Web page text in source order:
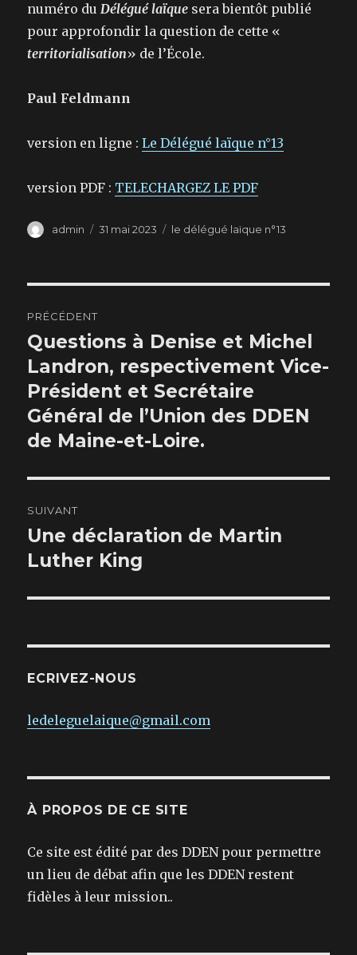
numéro duDélégué laïque sera bientôt publié
pour approfondir la question de cette «
territorialisation» de l’École.
Paul Feldmann
version en ligne :Le Délégué laïque n°13
version PDF : TELECHARGEZ LE PDF
Auteur
admin
Publié
31 mai 2023 Catégories
le délégué laïque n°13
de
l’article
PRÉCÉDENT
Publication
précédente :
Questions à Denise et Michel
Landron, respectivement Vice-
Président et Secrétaire
Général de l’Union des DDEN
de Maine-et-Loire.
SUIVANT
Publication
suivante :
Une déclaration de Martin
Luther King
ECRIVEZ-NOUS
ledeleguelaique@gmail.com
À PROPOS DE CE SITE
Ce site est édité par des DDEN pour permettre
un lieu de débat afin que les DDEN restent
fidèles à leur mission..